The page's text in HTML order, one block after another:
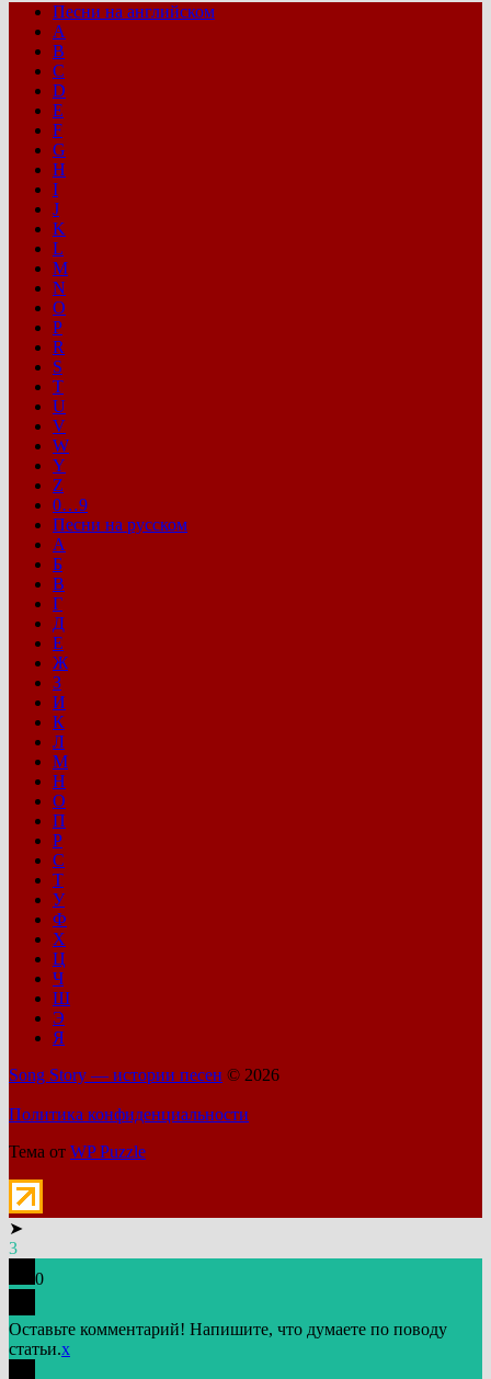
Песни на английском
A
B
C
D
E
F
G
H
I
J
K
L
M
N
O
P
R
S
T
U
V
W
Y
Z
0…9
Песни на русском
А
Б
В
Г
Д
Е
Ж
З
И
К
Л
М
Н
О
П
Р
С
Т
У
Ф
Х
Ц
Ч
Ш
Э
Я
Song Story — истории песен © 2026
Политика конфиденциальности
Тема от WP Puzzle
➤
3
0
Оставьте комментарий! Напишите, что думаете по поводу
статьи.x